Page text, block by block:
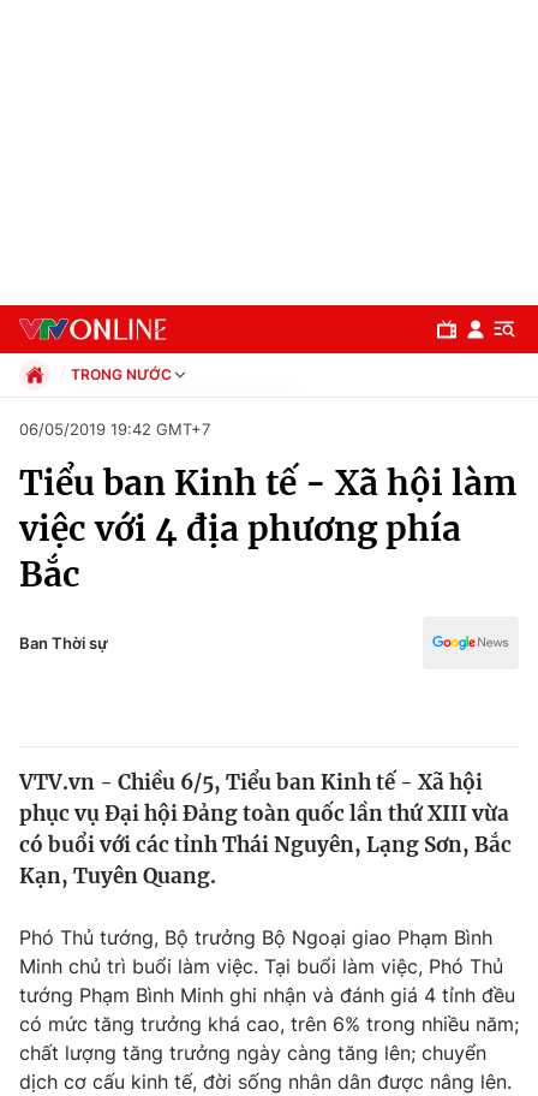
Chuyên mục
Chính trị
Thế giới
Tin tức
Câu chuyện quốc tế
Kinh tế
Tài chính
Thị trường
Góc doanh nghiệp
Dữ liệu và đời sống
Truyền hình
Phim VTV
TRONG NƯỚC
Xã hội
Pháp luật
Thể thao
Đời sống
06/05/2019 19:42 GMT+7
Tiểu ban Kinh tế - Xã hội làm
việc với 4 địa phương phía
Bắc
Ban Thời sự
VTV.vn - Chiều 6/5, Tiểu ban Kinh tế - Xã hội
phục vụ Đại hội Đảng toàn quốc lần thứ XIII vừa
có buổi với các tỉnh Thái Nguyên, Lạng Sơn, Bắc
Kạn, Tuyên Quang.
Phó Thủ tướng, Bộ trưởng Bộ Ngoại giao Phạm Bình
Minh chủ trì buổi làm việc. Tại buổi làm việc, Phó Thủ
tướng Phạm Bình Minh ghi nhận và đánh giá 4 tỉnh đều
có mức tăng trưởng khá cao, trên 6% trong nhiều năm;
chất lượng tăng trưởng ngày càng tăng lên; chuyển
dịch cơ cấu kinh tế, đời sống nhân dân được nâng lên.